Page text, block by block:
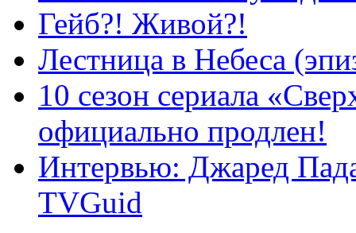
Гейб?! Живой?!
Лестница в Небеса
10 сезон сериала
официально продлен!
Интервью: Джаред
TVGuid